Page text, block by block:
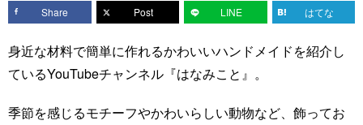
Share
Post LINE はてな
身近な材料で簡単に作れるかわいいハンドメイドを紹介し
ているYouTubeチャンネル『はなみこと』。
季節を感じるモチーフやかわいらしい動物など、飾ってお